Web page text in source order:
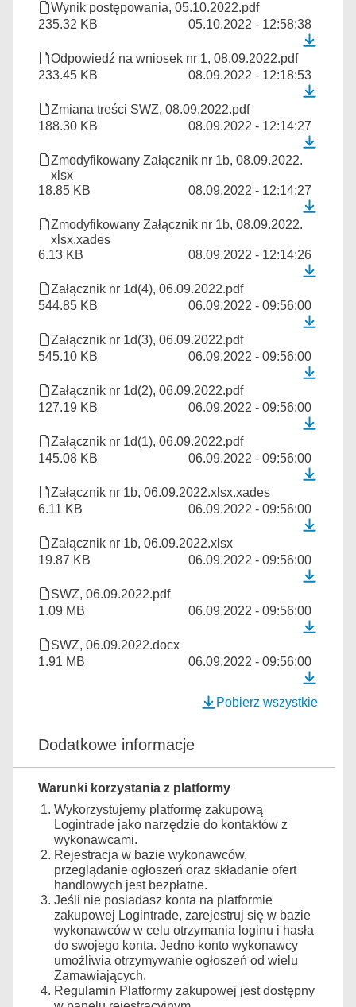
Wynik postępowania, 05.10.2022.pdf
235.32 KB
05.10.2022 - 12:58:38
Odpowiedź na wniosek nr 1, 08.09.2022.pdf
233.45 KB
08.09.2022 - 12:18:53
Zmiana treści SWZ, 08.09.2022.pdf
188.30 KB
08.09.2022 - 12:14:27
Zmodyfikowany Załącznik nr 1b, 08.09.2022.
xlsx
18.85 KB
08.09.2022 - 12:14:27
Zmodyfikowany Załącznik nr 1b, 08.09.2022.
xlsx.xades
6.13 KB
08.09.2022 - 12:14:26
Załącznik nr 1d(4), 06.09.2022.pdf
544.85 KB
06.09.2022 - 09:56:00
Załącznik nr 1d(3), 06.09.2022.pdf
545.10 KB
06.09.2022 - 09:56:00
Załącznik nr 1d(2), 06.09.2022.pdf
127.19 KB
06.09.2022 - 09:56:00
Załącznik nr 1d(1), 06.09.2022.pdf
145.08 KB
06.09.2022 - 09:56:00
Załącznik nr 1b, 06.09.2022.xlsx.xades
6.11 KB
06.09.2022 - 09:56:00
Załącznik nr 1b, 06.09.2022.xlsx
19.87 KB
06.09.2022 - 09:56:00
SWZ, 06.09.2022.pdf
1.09 MB
06.09.2022 - 09:56:00
SWZ, 06.09.2022.docx
1.91 MB
06.09.2022 - 09:56:00
Pobierz wszystkie
Dodatkowe informacje
Warunki korzystania z platformy
Wykorzystujemy platformę zakupową
Logintrade jako narzędzie do kontaktów z
wykonawcami.
Rejestracja w bazie wykonawców,
przeglądanie ogłoszeń oraz składanie ofert
handlowych jest bezpłatne.
Jeśli nie posiadasz konta na platformie
zakupowej Logintrade, zarejestruj się w bazie
wykonawców w celu otrzymania loginu i hasła
do swojego konta. Jedno konto wykonawcy
umożliwia otrzymywanie ogłoszeń od wielu
Zamawiających.
Regulamin Platformy zakupowej jest dostępny